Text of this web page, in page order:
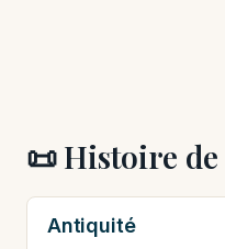
📜 Histoire de
Antiquité